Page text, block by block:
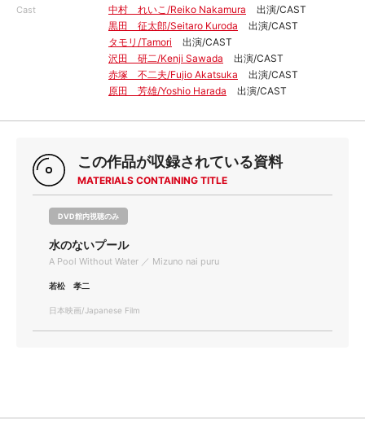
Cast
中村 れいこ/Reiko Nakamura
出演/CAST
黒田 征太郎/Seitaro Kuroda
出演/CAST
タモリ/Tamori
出演/CAST
沢田 研二/Kenji Sawada
出演/CAST
赤塚 不二夫/Fujio Akatsuka
出演/CAST
原田 芳雄/Yoshio Harada
出演/CAST
この作品が収録されている資料
MATERIALS CONTAINING TITLE
DVD館内視聴のみ
水のないプール
A Pool Without Water ／ Mizuno nai puru
若松 孝二
日本映画/Japanese Film